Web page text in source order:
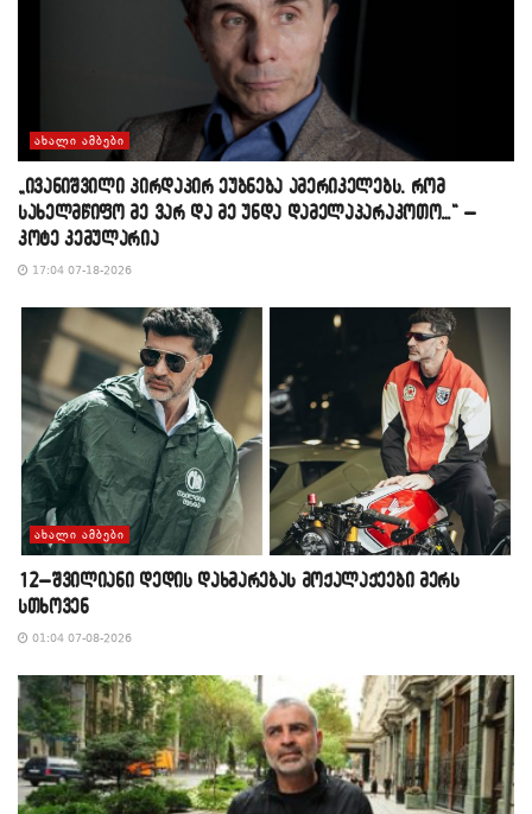
ᲐᲮᲐᲚᲘ ᲐᲛᲑᲔᲑᲘ
„ივანიშვილი პირდაპირ ეუბნება ამერიკელებს, რომ
სახელმწიფო მე ვარ და მე უნდა დამელაპარაკოთო…“ –
კოტე კემულარია
17:04 07-18-2026
ᲐᲮᲐᲚᲘ ᲐᲛᲑᲔᲑᲘ
12–შვილიანი დედის დახმარებას მოქალაქეები მერს
სთხოვენ
01:04 07-08-2026